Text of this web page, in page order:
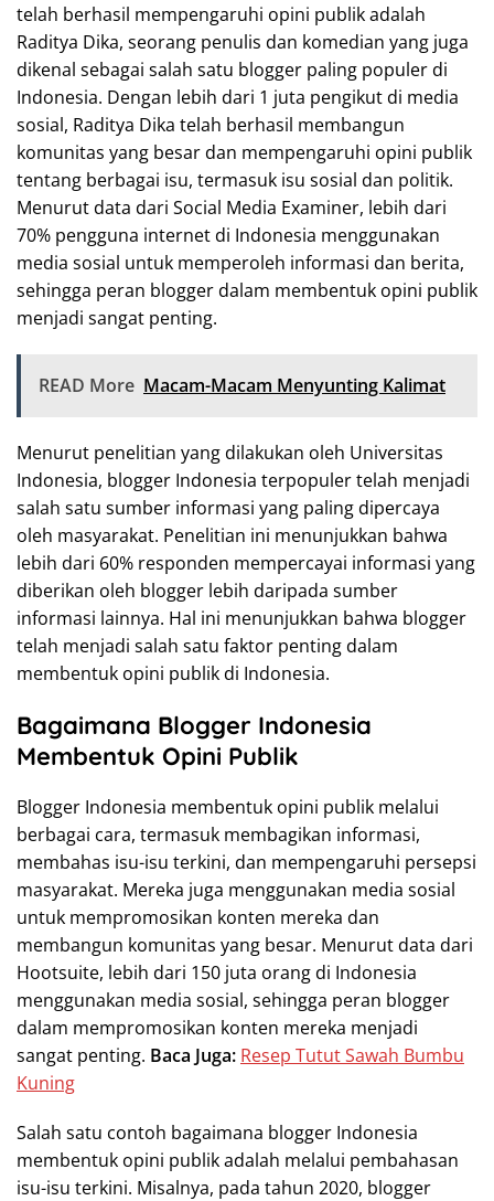
telah berhasil mempengaruhi opini publik adalah
Raditya Dika, seorang penulis dan komedian yang juga
dikenal sebagai salah satu blogger paling populer di
Indonesia. Dengan lebih dari 1 juta pengikut di media
sosial, Raditya Dika telah berhasil membangun
komunitas yang besar dan mempengaruhi opini publik
tentang berbagai isu, termasuk isu sosial dan politik.
Menurut data dari Social Media Examiner, lebih dari
70% pengguna internet di Indonesia menggunakan
media sosial untuk memperoleh informasi dan berita,
sehingga peran blogger dalam membentuk opini publik
menjadi sangat penting.
READ More Macam-Macam Menyunting Kalimat
Menurut penelitian yang dilakukan oleh Universitas
Indonesia, blogger Indonesia terpopuler telah menjadi
salah satu sumber informasi yang paling dipercaya
oleh masyarakat. Penelitian ini menunjukkan bahwa
lebih dari 60% responden mempercayai informasi yang
diberikan oleh blogger lebih daripada sumber
informasi lainnya. Hal ini menunjukkan bahwa blogger
telah menjadi salah satu faktor penting dalam
membentuk opini publik di Indonesia.
Bagaimana Blogger Indonesia
Membentuk Opini Publik
Blogger Indonesia membentuk opini publik melalui
berbagai cara, termasuk membagikan informasi,
membahas isu-isu terkini, dan mempengaruhi persepsi
masyarakat. Mereka juga menggunakan media sosial
untuk mempromosikan konten mereka dan
membangun komunitas yang besar. Menurut data dari
Hootsuite, lebih dari 150 juta orang di Indonesia
menggunakan media sosial, sehingga peran blogger
dalam mempromosikan konten mereka menjadi
sangat penting. Baca Juga: Resep Tutut Sawah Bumbu
Kuning
Salah satu contoh bagaimana blogger Indonesia
membentuk opini publik adalah melalui pembahasan
isu-isu terkini. Misalnya, pada tahun 2020, blogger